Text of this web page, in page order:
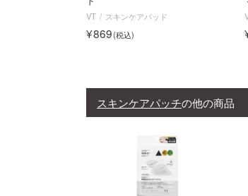
VT スキンケアパッド
869
スキンケアパッチの他の商品